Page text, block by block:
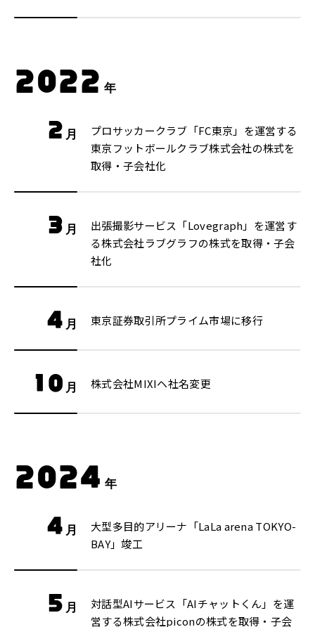
2022 年
2 月
プロサッカークラブ「FC東京」を運営する
東京フットボールクラブ株式会社の株式を
取得・子会社化
3 月
出張撮影サービス「Lovegraph」を運営す
る株式会社ラブグラフの株式を取得・子会
社化
4 月 東京証券取引所プライム市場に移行
10 月 株式会社MIXIヘ社名変更
2024 年
4 月
大型多目的アリーナ「LaLa arena TOKYO-
BAY」竣工
5 月
対話型AIサービス「AIチャットくん」を運
営する株式会社piconの株式を取得・子会